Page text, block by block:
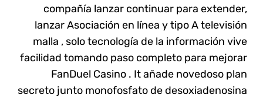
compañía lanzar continuar para extender,
lanzar Asociación en línea y tipo A televisión
malla , solo tecnología de la información vive
facilidad tomando paso completo para mejorar
FanDuel Casino . It añade novedoso plan
secreto junto monofosfato de desoxiadenosina